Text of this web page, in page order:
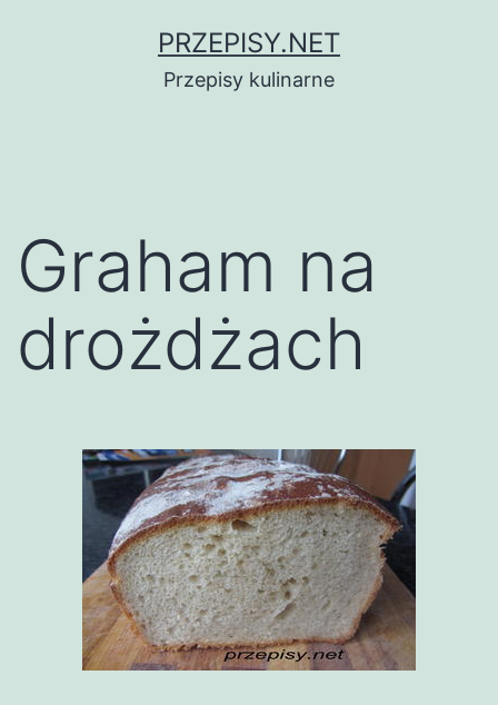
PRZEPISY.NET
Przepisy kulinarne
Graham na
drożdżach